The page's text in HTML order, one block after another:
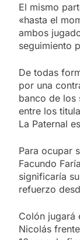
El mismo
«hasta el
ambos
seguimiento
De todas
por una
banco de los
entre los
La Paternal
Para ocupar
Facundo
significaría
refuerzo
Colón jugará
Nicolás